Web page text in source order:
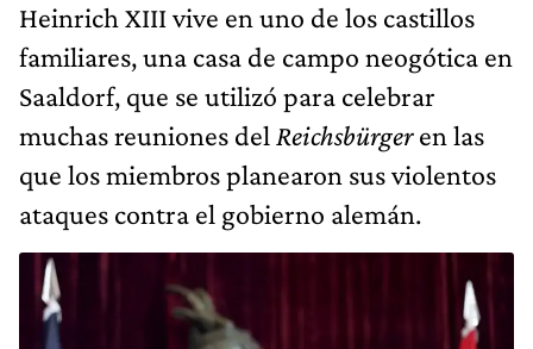
Heinrich XIII vive en uno de los castillos
familiares, una casa de campo neogótica en
Saaldorf, que se utilizó para celebrar
muchas reuniones del Reichsbürgeren las
que los miembros planearon sus violentos
ataques contra el gobierno alemán.